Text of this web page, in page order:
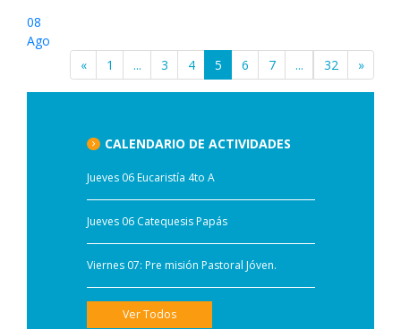
08
Ago
«
1 ... 3 4 5 (current)
6 7 ... 32 »
CALENDARIO DE ACTIVIDADES
Jueves 06 Eucaristía 4to A
Jueves 06 Catequesis Papás
Viernes 07: Pre misión Pastoral Jóven.
Ver Todos